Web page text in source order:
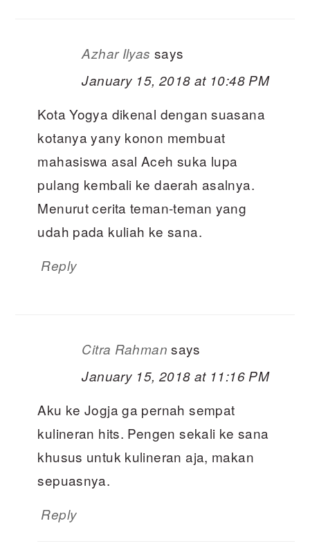
Azhar Ilyas says
January 15, 2018 at 10:48 PM
Kota Yogya dikenal dengan suasana
kotanya yany konon membuat
mahasiswa asal Aceh suka lupa
pulang kembali ke daerah asalnya.
Menurut cerita teman-teman yang
udah pada kuliah ke sana.
Reply
Citra Rahman says
January 15, 2018 at 11:16 PM
Aku ke Jogja ga pernah sempat
kulineran hits. Pengen sekali ke sana
khusus untuk kulineran aja, makan
sepuasnya.
Reply